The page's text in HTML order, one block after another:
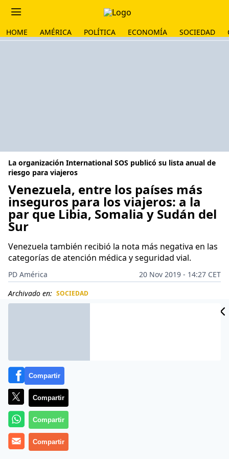
HOME AMÉRICA POLÍTICA ECONOMÍA SOCIEDAD
La organización International SOS publicó su lista anual de
riesgo para viajeros
Venezuela, entre los países más
inseguros para los viajeros: a la
par que Libia, Somalia y Sudán del
Sur
Venezuela también recibió la nota más negativa en las
categorías de atención médica y seguridad vial.
PD América
20 Nov 2019 - 14:27 CET
Archivado en: SOCIEDAD
Compartir
Compartir
Compartir
Compartir